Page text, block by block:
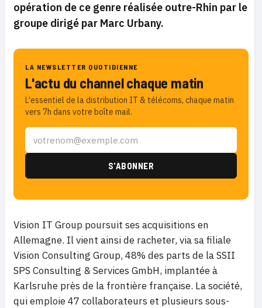
opération de ce genre réalisée outre-Rhin par le
groupe dirigé par Marc Urbany.
LA NEWSLETTER QUOTIDIENNE
L'actu du channel chaque matin
L'essentiel de la distribution IT & télécoms, chaque matin
vers 7h dans votre boîte mail.
Vision IT Group poursuit ses acquisitions en
Allemagne. Il vient ainsi de racheter, via sa filiale
Vision Consulting Group, 48% des parts de la SSII
SPS Consulting & Services GmbH, implantée à
Karlsruhe près de la frontière française. La société,
qui emploie 47 collaborateurs et plusieurs sous-